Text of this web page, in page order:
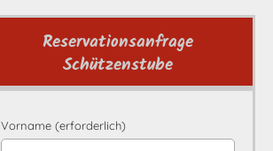
Reservationsanfrage
Schützenstube
Vorname (erforderlich)